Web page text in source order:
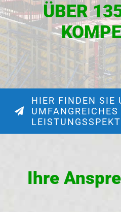
ÜBER
HIER FINDEN SIE
UMFANGREICHES
Ihre